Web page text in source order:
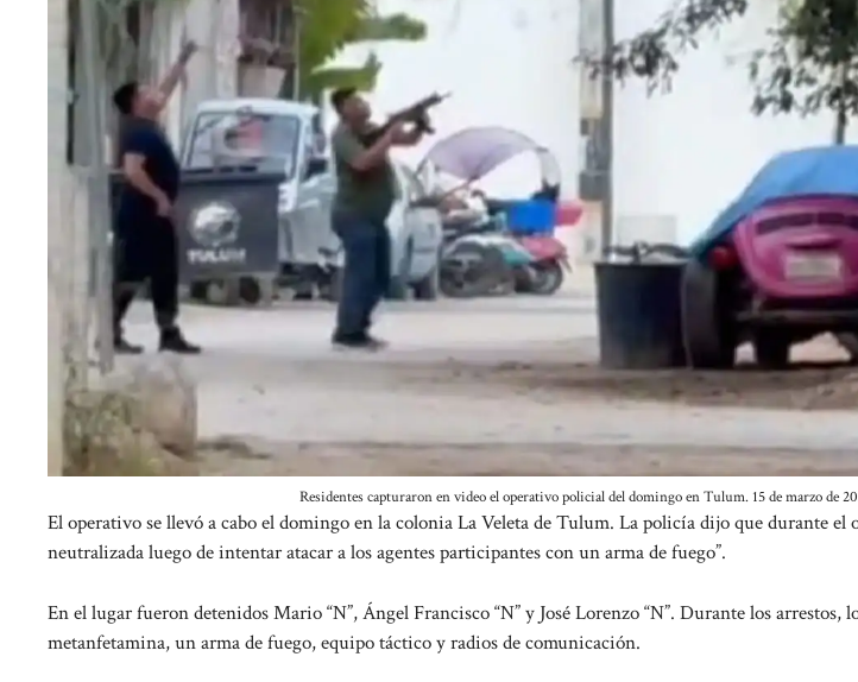
Residentes capturaron en video el operativo policial del domingo en Tulum. 15 de marzo de
El operativo se llevó a cabo el domingo en la colonia La Veleta de Tulum. La policía dijo que durante el
neutralizada luego de intentar atacar a los agentes participantes con un arma de fuego”.
En el lugar fueron detenidos Mario “N”, Ángel Francisco “N” y José Lorenzo “N”. Durante los arrestos,
metanfetamina, un arma de fuego, equipo táctico y radios de comunicación.